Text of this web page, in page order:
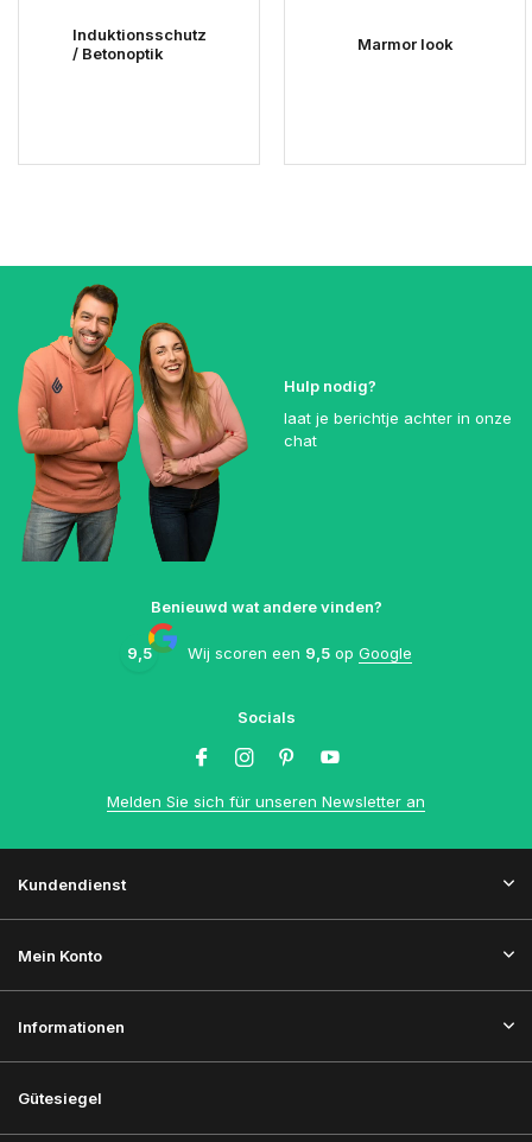
Induktionsschutz
/ Betonoptik
Marmor look
Hulp nodig?
laat je berichtje achter in onze
chat
Benieuwd wat andere vinden?
9,5 Wij scoren een 9,5 op Google
Socials
Melden Sie sich für unseren Newsletter an
Kundendienst
Mein Konto
Informationen
Gütesiegel